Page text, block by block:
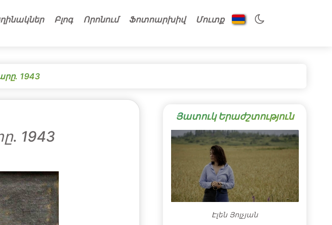
Բլոգ Որոնում Ֆոտոարխիվ Մուտք
1943
1943
Յատուկ Երաժշտություն
Էլեն Յոլչյան